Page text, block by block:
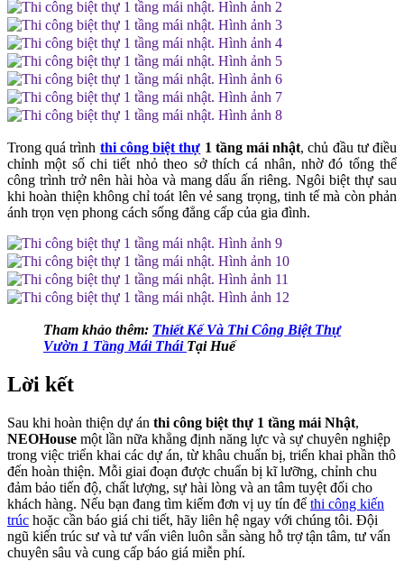
Trong quá trình thi công biệt thự 1 tầng mái nhật, chủ đầu tư điều
chỉnh một số chi tiết nhỏ theo sở thích cá nhân, nhờ đó tổng thể
công trình trở nên hài hòa và mang dấu ấn riêng. Ngôi biệt thự sau
khi hoàn thiện không chỉ toát lên vẻ sang trọng, tinh tế mà còn phản
ánh trọn vẹn phong cách sống đẳng cấp của gia đình.
Tham khảo thêm: Thiết Kế Và Thi Công Biệt Thự
Vườn 1 Tầng Mái Thái Tại Huế
Lời kết
Sau khi hoàn thiện dự án thi công biệt thự 1 tầng mái Nhật,
NEOHouse một lần nữa khẳng định năng lực và sự chuyên nghiệp
trong việc triển khai các dự án, từ khâu chuẩn bị, triển khai phần thô
đến hoàn thiện. Mỗi giai đoạn được chuẩn bị kĩ lưỡng, chỉnh chu
đảm bảo tiến độ, chất lượng, sự hài lòng và an tâm tuyệt đối cho
khách hàng. Nếu bạn đang tìm kiếm đơn vị uy tín để thi công kiến
trúc hoặc cần báo giá chi tiết, hãy liên hệ ngay với chúng tôi. Đội
ngũ kiến trúc sư và tư vấn viên luôn sẵn sàng hỗ trợ tận tâm, tư vấn
chuyên sâu và cung cấp báo giá miễn phí.